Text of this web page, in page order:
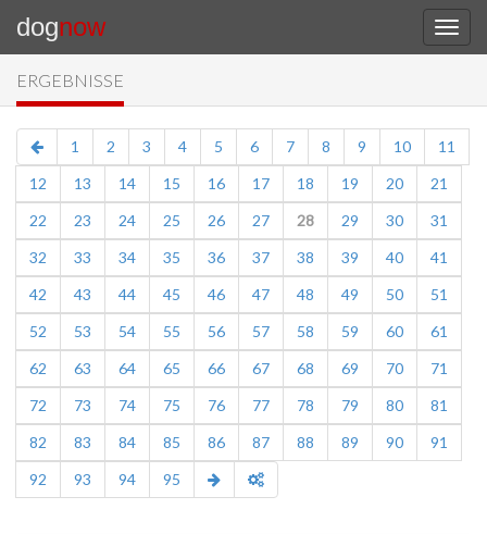
dognow
ERGEBNISSE
1 2 3 4 5 6 7 8 9 10
11
12
13 14 15 16 17 18 19 20
21
22
23 24 25 26 27 28 29 30
31
32
33 34 35 36 37 38 39 40
41
42
43 44 45 46 47 48 49 50
51
52
53 54 55 56 57 58 59 60
61
62
63 64 65 66 67 68 69 70
71
72
73 74 75 76 77 78 79 80
81
82
83 84 85 86 87 88 89 90
91
92
93 94 95